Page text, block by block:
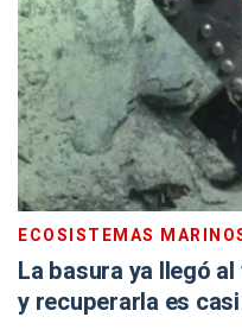
ECOSISTEMAS
La basura ya llegó
y recuperarla es